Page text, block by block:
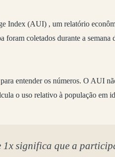
Index (AUI) , um relatório
foram coletados durante a
entender os números. O AUI
o uso relativo à população em
1x significa que a